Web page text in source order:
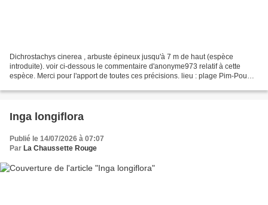
Dichrostachys cinerea , arbuste épineux jusqu'à 7 m de haut (espèce
introduite). voir ci-dessous le commentaire d'anonyme973 relatif à cette
espèce. Merci pour l'apport de toutes ces précisions. lieu : plage Pim-Poum,
Inga longiflora
Publié le 14/07/2026 à 07:07
Par La Chaussette Rouge